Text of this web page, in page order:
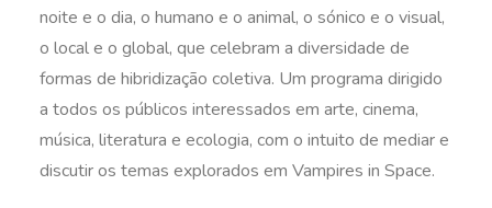
noite e o dia, o humano e o animal, o sónico e o visual,
o local e o global, que celebram a diversidade de
formas de hibridização coletiva. Um programa dirigido
a todos os públicos interessados em arte, cinema,
música, literatura e ecologia, com o intuito de mediar e
discutir os temas explorados em Vampires in Space.